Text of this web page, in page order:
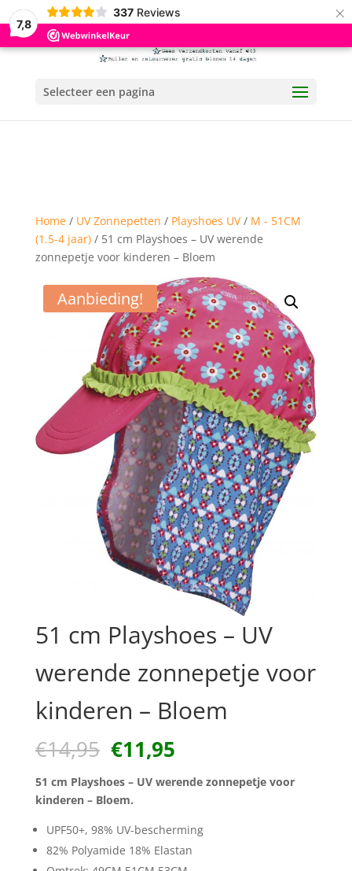
7,8
337 Reviews ×
Selecteer een pagina
Home/ UV Zonnepetten / Playshoes UV/ M - 51CM
(1.5-4 jaar)/ 51 cm Playshoes – UV werende
zonnepetje voor kinderen – Bloem
Aanbieding!
51 cm Playshoes – UV
werende zonnepetje voor
kinderen – Bloem
€14,95 Oorspronkelijke
prijs
was:
€14,95.
€11,95Huidige
is:
51 cm Playshoes – UV werende zonnepetje voor
kinderen – Bloem.
UPF50+, 98% UV-bescherming
82% Polyamide 18% Elastan